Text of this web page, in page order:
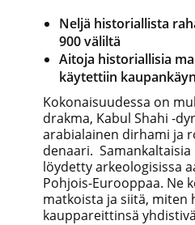
Neljä historiallista
900 väliltä
Aitoja historiallisia
käytettiin
Kokonaisuudessa on
drakma, Kabul Shahi -
arabialainen dirhami ja
denaari.
löydetty arkeologisissa
Pohjois-Eurooppaa. Ne
matkoista ja siitä, miten
kauppareittinsä